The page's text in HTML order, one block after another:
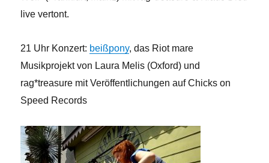
live vertont.
21 Uhr Konzert: beißpony, das Riot mare
Musikprojekt von Laura Melis (Oxford) und
rag*treasure mit Veröffentlichungen auf Chicks on
Speed Records